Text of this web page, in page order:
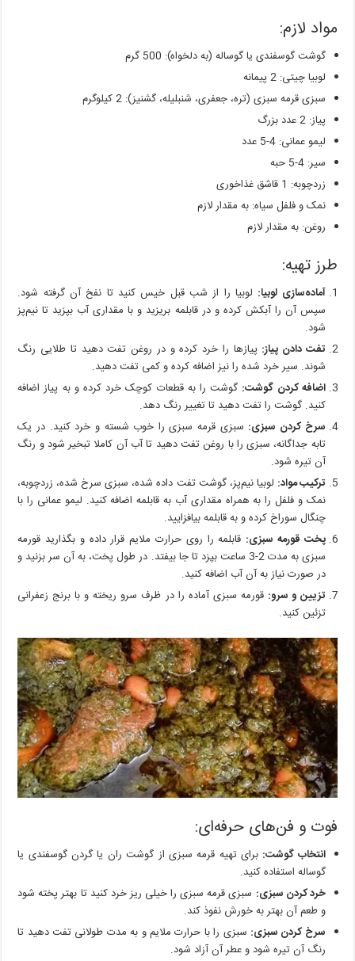
مواد لازم:
گوشت گوسفندی یا گوساله (به دلخواه): 500 گرم
لوبیا چیتی: 2 پیمانه
سبزی قرمه سبزی (تره، جعفری، شنبلیله، گشنیز): 2 کیلوگرم
پیاز: 2 عدد بزرگ
لیمو عمانی: 4-5 عدد
سیر: 4-5 حبه
زردچوبه: 1 قاشق غذاخوری
نمک و فلفل سیاه: به مقدار لازم
روغن: به مقدار لازم
طرز تهیه:
آماده‌سازی لوبیا: لوبیا را از شب قبل خیس کنید تا نفخ آن گرفته شود.
سپس آن را آبکش کرده و در قابلمه بریزید و با مقداری آب بپزید تا نیم‌پز
شود.
تفت دادن پیاز: پیازها را خرد کرده و در روغن تفت دهید تا طلایی رنگ
شوند. سیر خرد شده را نیز اضافه کرده و کمی تفت دهید.
اضافه کردن گوشت: گوشت را به قطعات کوچک خرد کرده و به پیاز اضافه
کنید. گوشت را تفت دهید تا تغییر رنگ دهد.
سرخ کردن سبزی: سبزی قرمه سبزی را خوب شسته و خرد کنید. در یک
تابه جداگانه، سبزی را با روغن تفت دهید تا آب آن کاملا تبخیر شود و رنگ
آن تیره شود.
ترکیب مواد: لوبیا نیم‌پز، گوشت تفت داده شده، سبزی سرخ شده، زردچوبه،
نمک و فلفل را به همراه مقداری آب به قابلمه اضافه کنید. لیمو عمانی را با
چنگال سوراخ کرده و به قابلمه بیافزایید.
پخت قورمه سبزی: قابلمه را روی حرارت ملایم قرار داده و بگذارید قورمه
سبزی به مدت 2-3 ساعت بپزد تا جا بیفتد. در طول پخت، به آن سر بزنید و
در صورت نیاز به آن آب اضافه کنید.
تزیین و سرو: قورمه سبزی آماده را در ظرف سرو ریخته و با برنج زعفرانی
تزئین کنید.
فوت و فن‌های حرفه‌ای:
انتخاب گوشت: برای تهیه قرمه سبزی از گوشت ران یا گردن گوسفندی یا
گوساله استفاده کنید.
خرد کردن سبزی: سبزی قرمه سبزی را خیلی ریز خرد کنید تا بهتر پخته شود
و طعم آن بهتر به خورش نفوذ کند.
سرخ کردن سبزی: سبزی را با حرارت ملایم و به مدت طولانی تفت دهید تا
رنگ آن تیره شود و عطر آن آزاد شود.